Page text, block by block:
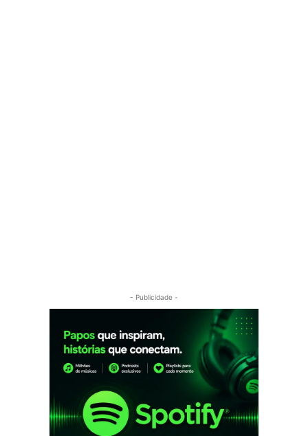
- Publicidade -